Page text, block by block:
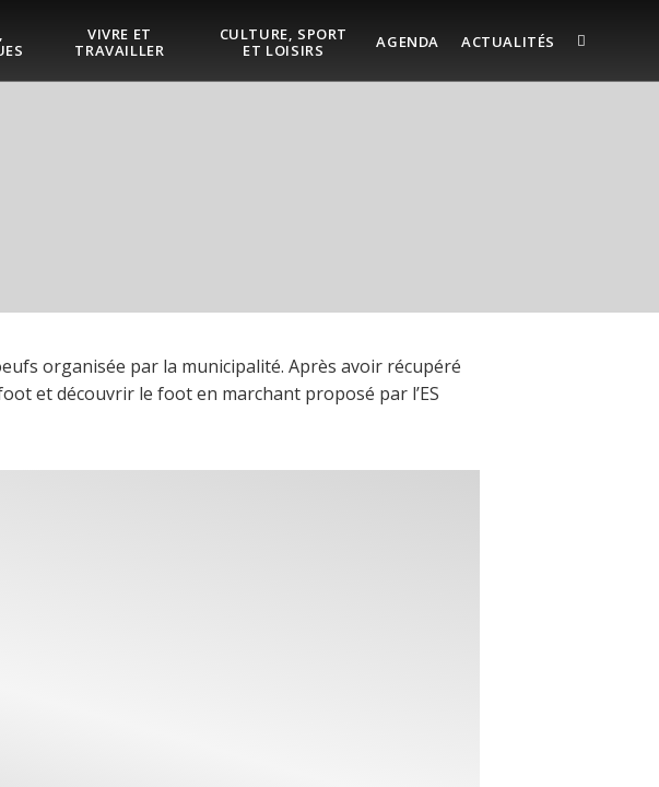
VIVRE ET
TRAVAILLER
CULTURE, SPORT
ET LOISIRS
AGENDA ACTUALITÉS
organisée par la municipalité. Après avoir récupéré
et découvrir le foot en marchant proposé par l’ES